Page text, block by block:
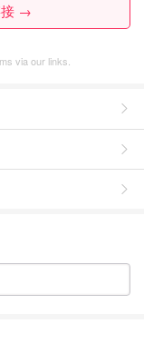
接 →
via our links.